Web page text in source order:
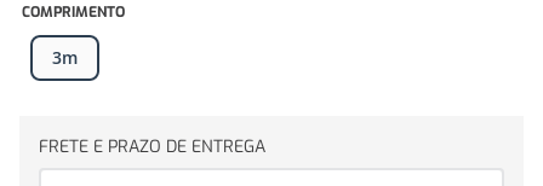
COMPRIMENTO
3m